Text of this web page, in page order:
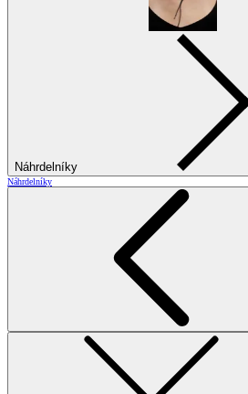
Náhrdelníky
Náhrdelníky